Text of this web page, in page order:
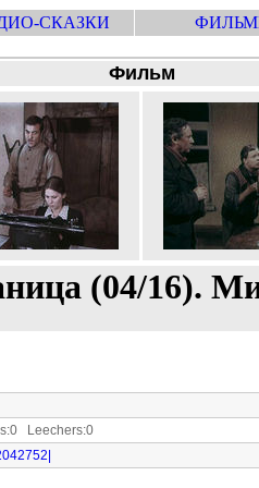
СКАЗКИ
Фильм
(04/16).
Leechers:0